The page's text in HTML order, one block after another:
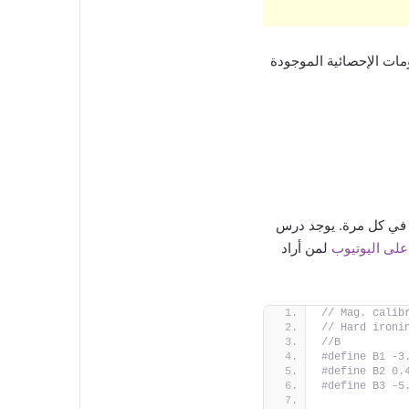
الإحصائية الموجودة
في كل مرة. يوجد درس
على اليوتيوب لمن أراد
// Mag.
// Hard
//B
#define B1 -
#define B2
#define B3 -